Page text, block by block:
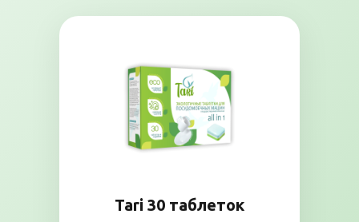
Tari 30 таблеток